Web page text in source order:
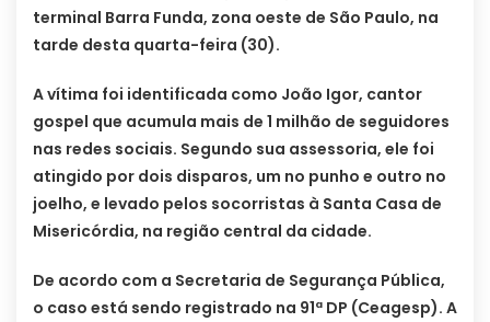
terminal Barra Funda, zona oeste de São Paulo, na
tarde desta quarta-feira (30).
A vítima foi identificada como João Igor, cantor
gospel que acumula mais de 1 milhão de seguidores
nas redes sociais. Segundo sua assessoria, ele foi
atingido por dois disparos, um no punho e outro no
joelho, e levado pelos socorristas à Santa Casa de
Misericórdia, na região central da cidade.
De acordo com a Secretaria de Segurança Pública,
o caso está sendo registrado na 91ª DP (Ceagesp). A